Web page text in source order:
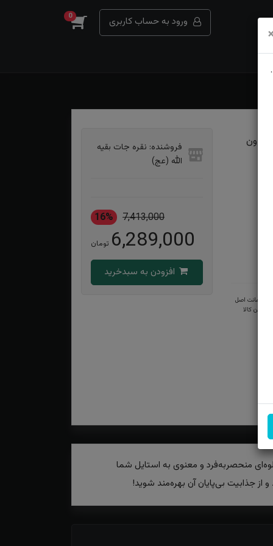
ورود به حساب کاربری 0
بدون
ضمانت اصل
بودن کالا
فروشنده: نقره جات بقیه
الله (عج)
7,413,000
16%
6,289,000 تومان
منحصربه‌فرد و معنوی به استایل شما
جذابیت بی‌پایان آن بهره‌مند شوید!